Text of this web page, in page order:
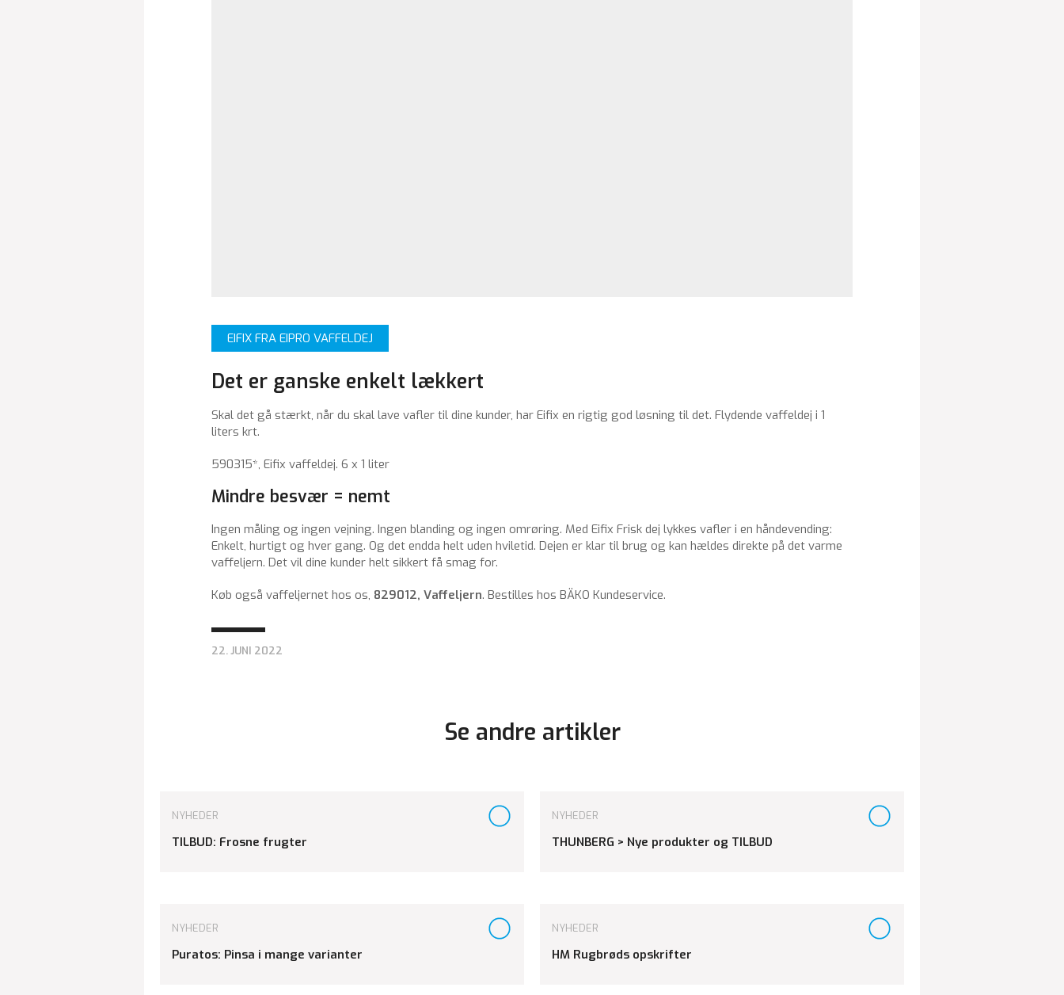
EIFIX FRA EIPRO VAFFELDEJ
Det er ganske enkelt lækkert
Skal det gå stærkt, når du skal lave vafler til dine kunder, har Eifix en rigtig god løsning til det. Flydende vaffeldej i 1
liters krt.
590315*, Eifix vaffeldej. 6 x 1 liter
Mindre besvær = nemt
Ingen måling og ingen vejning. Ingen blanding og ingen omrøring. Med Eifix Frisk dej lykkes vafler i en håndevending:
Enkelt, hurtigt og hver gang. Og det endda helt uden hviletid. Dejen er klar til brug og kan hældes direkte på det varme
vaffeljern. Det vil dine kunder helt sikkert få smag for.
Køb også vaffeljernet hos os, 829012, Vaffeljern. Bestilles hos BÄKO Kundeservice.
22. JUNI 2022
Se andre artikler
NYHEDER
TILBUD: Frosne frugter
NYHEDER
THUNBERG > Nye produkter og TILBUD
NYHEDER
Puratos: Pinsa i mange varianter
NYHEDER
HM Rugbrøds opskrifter